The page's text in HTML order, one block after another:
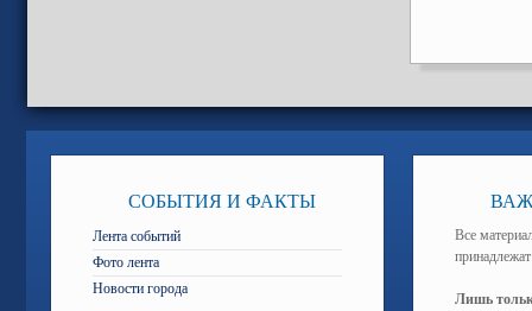
СОБЫТИЯ И ФАКТЫ
Лента событий
Фото лента
Новости города
Все
Лишь